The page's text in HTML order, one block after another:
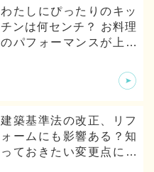
わたしにぴったりのキッ
チンは何センチ？ お料理
のパフォーマンスが上が
建築基準法の改正、リフ
ォームにも影響ある？知
っておきたい変更点につ